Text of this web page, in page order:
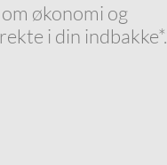
økonomi og
i din indbakke*.